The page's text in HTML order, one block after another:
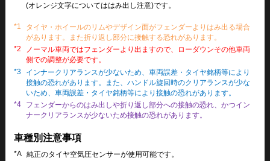
(オレンジ文字についてははみ出し注意)です。
*1
タイヤ・ホイールのリムやデザイン面がフェンダーよりはみ出る場合
があります。また折り返し部分に接触する恐れがあります。
*2
ノーマル車両ではフェンダーより出ますので、ローダウンその他車両
側での調整が必要です。
*3
インナークリアランスが少ないため、車両誤差・タイヤ銘柄等により
接触の恐れがあります。また、ハンドル旋回時のクリアランスが少な
いため、車両誤差・タイヤ銘柄等により接触の恐れがあります。
*4
フェンダーからのはみ出しや折り返し部分への接触の恐れ、かつイン
ナークリアランスが少ないため接触の恐れがあります。
車種別注意事項
*A 純正のタイヤ空気圧センサーが使用可能です。